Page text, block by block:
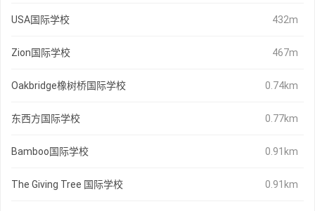
USA国际学校 432m
Zion国际学校 467m
Oakbridge橡树桥国际学校 0.74km
东西方国际学校 0.77km
Bamboo国际学校 0.91km
The Giving Tree 国际学校 0.91km